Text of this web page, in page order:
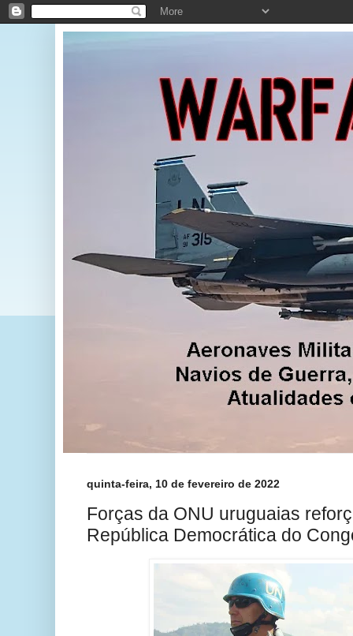
quinta-feira, 10 de fevereiro de 2022
Forças da ONU uruguaias
República Democrática do